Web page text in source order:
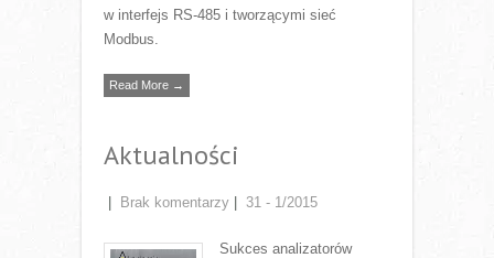
w interfejs RS-485 i tworzącymi sieć
Modbus.
Read More →
Aktualności
Brak komentarzy 31 - 1/2015
Sukces analizatorów